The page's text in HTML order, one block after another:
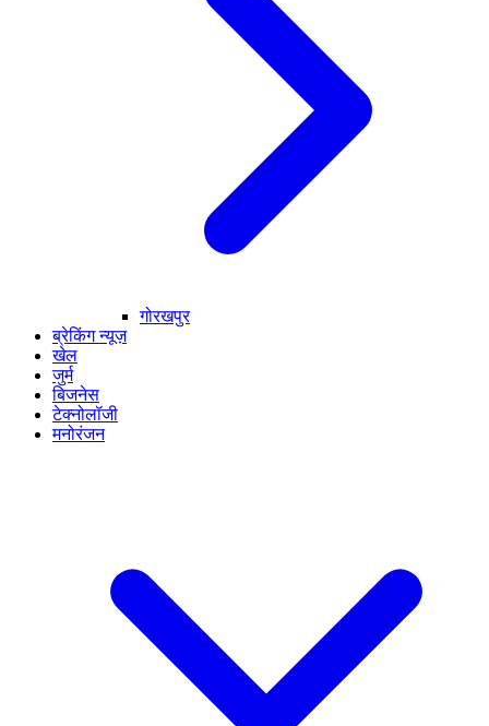
गोरखपुर
ब्रेकिंग न्यूज़
खेल
जुर्म
बिजनेस
टेक्नोलॉजी
मनोरंजन